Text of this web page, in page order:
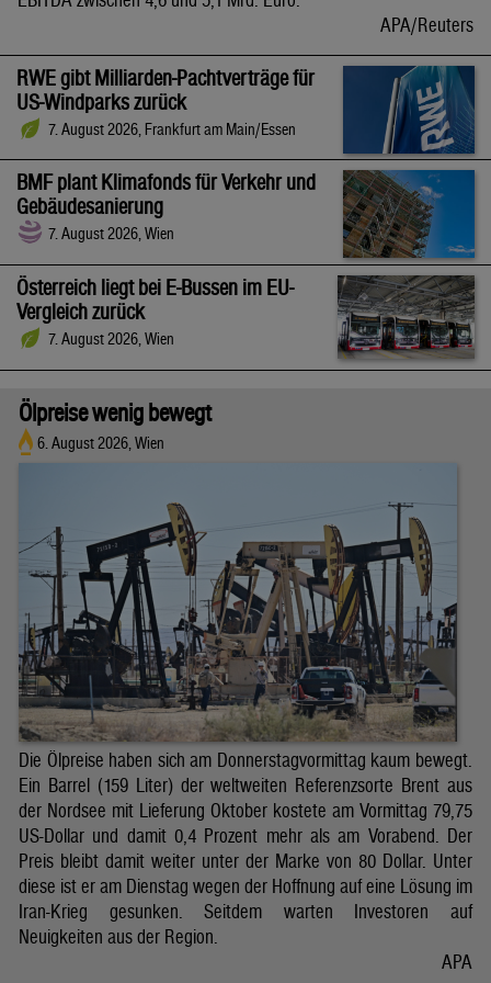
APA/Reuters
RWE gibt Milliarden-Pachtverträge für
US-Windparks zurück
7. August 2026, Frankfurt am Main/Essen
BMF plant Klimafonds für Verkehr und
Gebäudesanierung
7. August 2026, Wien
Österreich liegt bei E-Bussen im EU-
Vergleich zurück
7. August 2026, Wien
Ölpreise wenig bewegt
6. August 2026, Wien
Die Ölpreise haben sich am Donnerstagvormittag kaum bewegt.
Ein Barrel (159 Liter) der weltweiten Referenzsorte Brent aus
der Nordsee mit Lieferung Oktober kostete am Vormittag 79,75
US-Dollar und damit 0,4 Prozent mehr als am Vorabend. Der
Preis bleibt damit weiter unter der Marke von 80 Dollar. Unter
diese ist er am Dienstag wegen der Hoffnung auf eine Lösung im
Iran-Krieg gesunken. Seitdem warten Investoren auf
Neuigkeiten aus der Region.
APA